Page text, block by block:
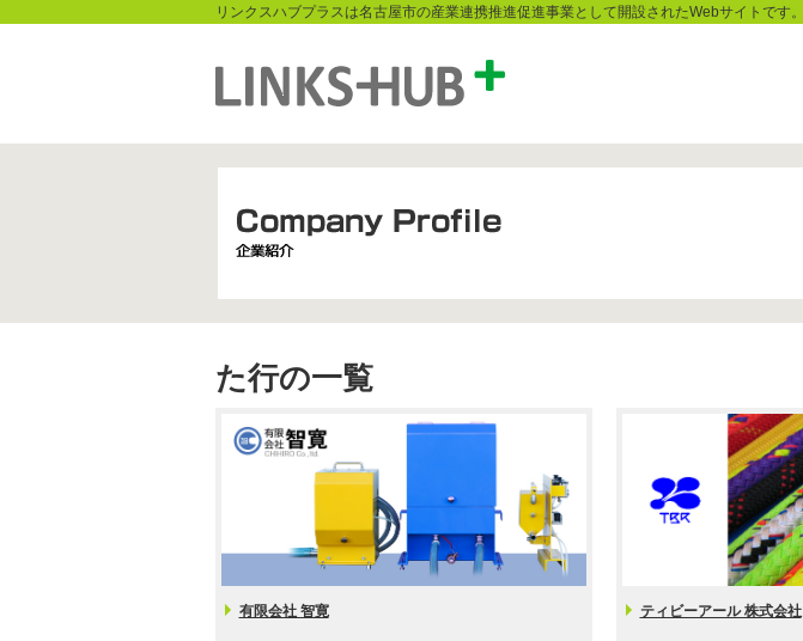
リンクスハブプラスは名古屋市の産業連携推進促進事業として開設されたWebサイトです。
た行の一覧
有限会社 智寛 ティビーアール 株式会社